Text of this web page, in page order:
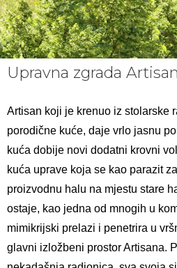
Upravna zgrada Artisan
Artisan koji je krenuo iz stolarske
porodične kuće, daje vrlo jasnu
kuća dobije novi dodatni krovni
kuća uprave koja se kao parazit
proizvodnu halu na mjestu stare
ostaje, kao jedna od mnogih u
mimikrijski prelazi i penetrira u
glavni izložbeni prostor Artisana.